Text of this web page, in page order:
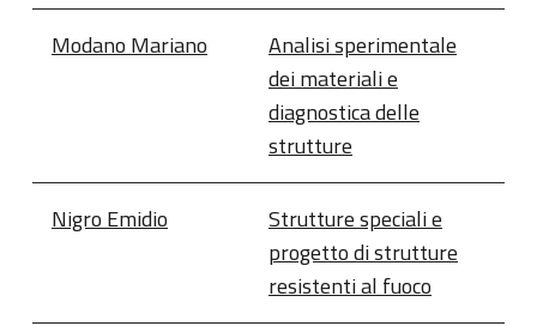
Modano Mariano
Analisi sperimentale
dei materiali e
diagnostica delle
strutture
Nigro Emidio
Strutture speciali e
progetto di strutture
resistenti al fuoco